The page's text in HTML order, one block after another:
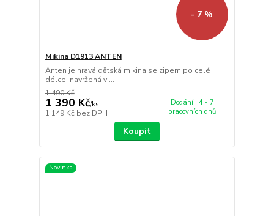
- 7 %
Mikina D1913 ANTEN
Anten je hravá dětská mikina se zipem po celé
délce, navržená v ...
1 490 Kč
1 390 Kč/ks
1 149 Kč bez DPH
Dodání : 4 - 7
pracovních dnů
Koupit
Novinka